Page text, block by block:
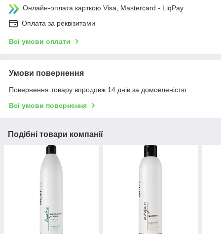
Онлайн-оплата карткою Visa, Mastercard - LiqPay
Оплата за реквізитами
Всі умови оплати
Умови повернення
Повернення товару впродовж 14 днів за домовленістю
Всі умови повернення
Подібні товари компанії